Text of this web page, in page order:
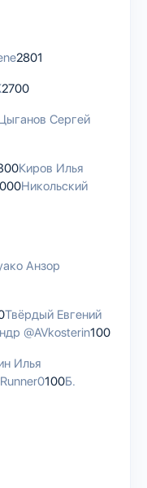
2801
2700
Сергей
Киров Илья
Никольский
Анзор
Твёрдый Евгений
@AVkosterin100
Илья
100Б.